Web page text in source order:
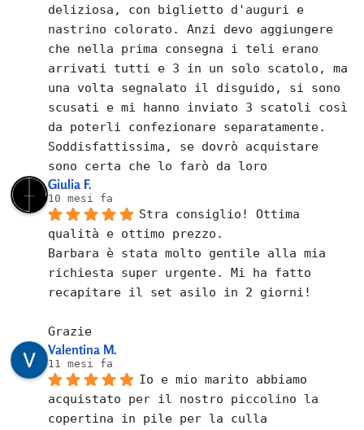
deliziosa, con biglietto d'auguri e
nastrino colorato. Anzi devo aggiungere
che nella prima consegna i teli erano
arrivati tutti e 3 in un solo scatolo, ma
una volta segnalato il disguido, si sono
scusati e mi hanno inviato 3 scatoli così
da poterli confezionare separatamente.
Soddisfattissima, se dovrò acquistare
sono certa che lo farò da loro
Giulia F.
10 mesi fa
Stra consiglio! Ottima
qualità e ottimo prezzo.
Barbara è stata molto gentile alla mia
richiesta super urgente. Mi ha fatto
recapitare il set asilo in 2 giorni!
Grazie
Valentina M.
11 mesi fa
Io e mio marito abbiamo
acquistato per il nostro piccolino la
copertina in pile per la culla